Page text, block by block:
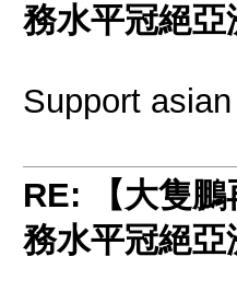
務水平冠絕亞
Support asian
RE: 【大隻
務水平冠絕亞